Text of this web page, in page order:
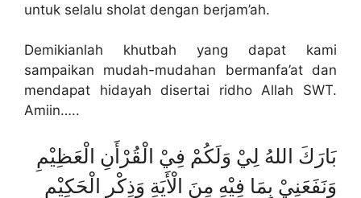
untuk selalu sholat dengan berjam’ah.
Demikianlah khutbah yang dapat kami
sampaikan mudah-mudahan bermanfa’at dan
mendapat hidayah disertai ridho Allah SWT.
Amiin…..
بَارَكَ اللهُ لِيْ وَلَكُمْ فِيْ الْقُرْأَنِ الْعَظِيْمِ
وَنَفَعَنِيْ بِمَا فِيْهِ مِنَ الْأَيَةِ وَذِكْرِ الْحَكِيْمِ